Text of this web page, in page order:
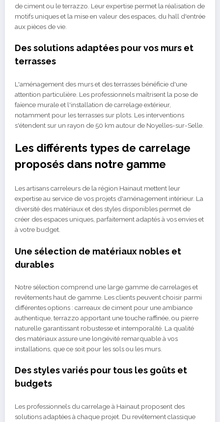
de ciment ou le terrazzo. Leur expertise permet la réalisation de
motifs uniques et la mise en valeur des espaces, du hall d'entrée
aux pièces de vie.
Des solutions adaptées pour vos murs et
terrasses
L'aménagement des murs et des terrasses bénéficie d'une
attention particulière. Les professionnels maîtrisent la pose de
faïence murale et l'installation de carrelage extérieur,
notamment pour les terrasses sur plots. Les interventions
s'étendent sur un rayon de 50 km autour de Noyelles-sur-Selle.
Les différents types de carrelage
proposés dans notre gamme
Les artisans carreleurs de la région Hainaut mettent leur
expertise au service de vos projets d'aménagement intérieur. La
diversité des matériaux et des styles disponibles permet de
créer des espaces uniques, parfaitement adaptés à vos envies et
à votre budget.
Une sélection de matériaux nobles et
durables
Notre sélection comprend une large gamme de carrelages et
revêtements haut de gamme. Les clients peuvent choisir parmi
différentes options : carreaux de ciment pour une ambiance
authentique, terrazzo apportant une touche raffinée, ou pierre
naturelle garantissant robustesse et intemporalité. La qualité
des matériaux assure une longévité remarquable à vos
installations, que ce soit pour les sols ou les murs.
Des styles variés pour tous les goûts et
budgets
Les professionnels du carrelage à Hainaut proposent des
solutions adaptées à chaque projet. Du revêtement classique